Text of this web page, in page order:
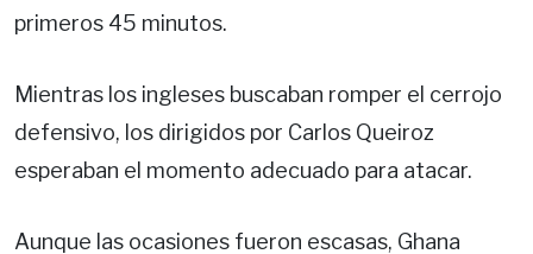
primeros 45 minutos.
Mientras los ingleses buscaban romper el cerrojo
defensivo, los dirigidos por Carlos Queiroz
esperaban el momento adecuado para atacar.
Aunque las ocasiones fueron escasas, Ghana